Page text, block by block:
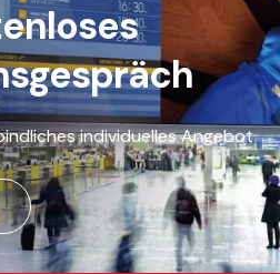
individuelles Angebot